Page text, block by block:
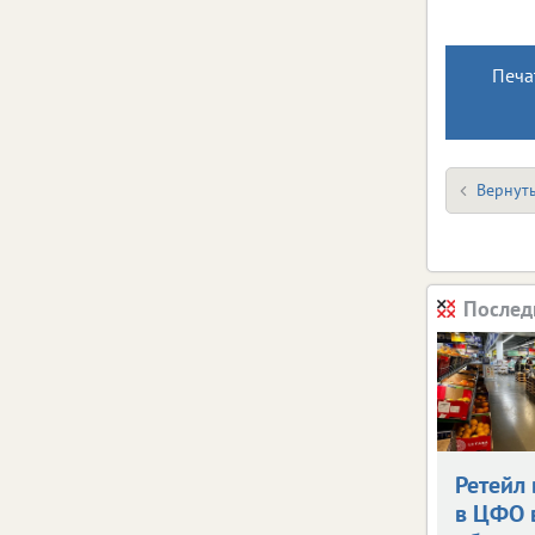
в ЦФО